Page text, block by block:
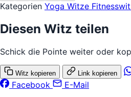
Kategorien Yoga Witze
Diesen Witz teilen
Schick die Pointe weiter oder
Witz kopieren Link kopieren
Facebook
E-Mail